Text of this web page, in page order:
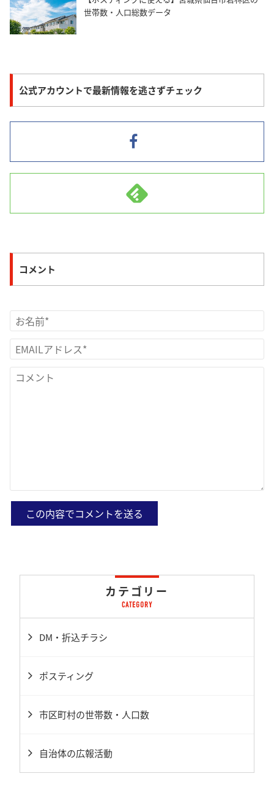
世帯数・人口総数データ
公式アカウントで最新情報を逃さずチェック
コメント
カテゴリー
DM・折込チラシ
ポスティング
市区町村の世帯数・人口数
自治体の広報活動